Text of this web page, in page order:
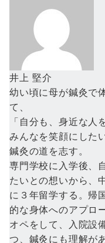
井上 堅介
幼い頃に母が鍼灸で
て、
「自分も、身近な人
みんなを笑顔にした
鍼灸の道を志す。
専門学校に入学後、
たいとの想いから、
に３年留学する。帰
的な身体へのアプロ
オペをして、入院設
つ、鍼灸にも理解が